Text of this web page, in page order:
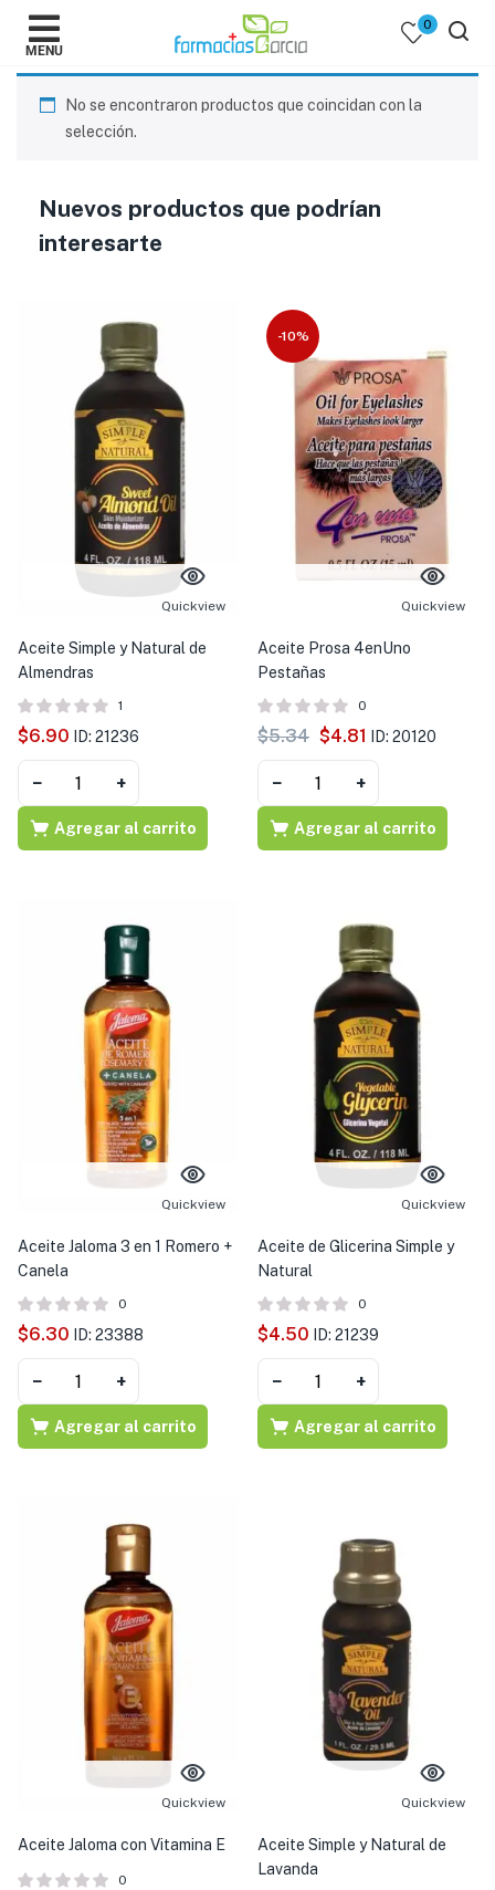
y Suplementos )
MENU
0
No se encontraron productos que coincidan con la
selección.
Nuevos productos que podrían
interesarte
Quickview
Aceite Simple y Natural de
Almendras
1
$6.90 ID: 21236
− +
Agregar al carrito
-10%
Quickview
Aceite Prosa 4enUno
Pestañas
0
$5.34 $4.81 ID: 20120
− +
Agregar al carrito
Quickview
Aceite Jaloma 3 en 1 Romero +
Canela
0
$6.30 ID: 23388
− +
Agregar al carrito
Quickview
Aceite de Glicerina Simple y
Natural
0
$4.50 ID: 21239
− +
Agregar al carrito
Quickview
Aceite Jaloma con Vitamina E
0
Quickview
Aceite Simple y Natural de
Lavanda